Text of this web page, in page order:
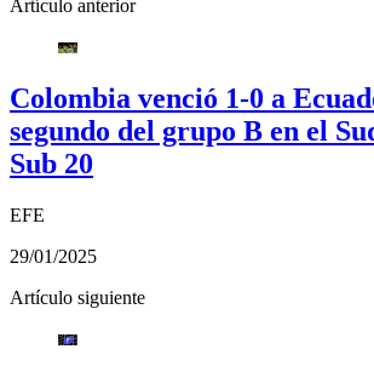
Artículo anterior
Colombia venció 1-0 a
segundo del grupo B en el
Sub 20
EFE
29/01/2025
Artículo siguiente